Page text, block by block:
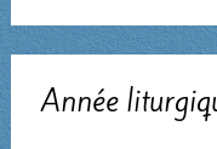
Année